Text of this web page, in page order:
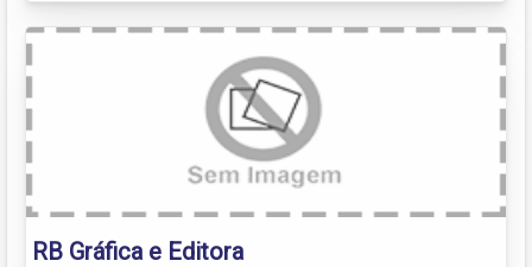
RB Gráfica e Editora